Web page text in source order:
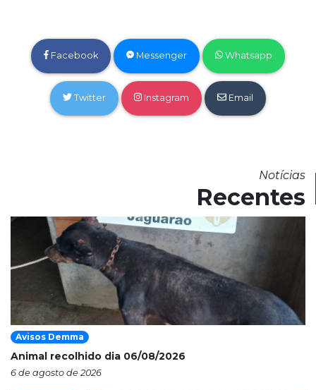
Facebook Messenger Whatsapp
Twitter Instagram Email
Notícias
Recentes
Avisos Demma
Animal recolhido dia 06/08/2026
6 de agosto de 2026